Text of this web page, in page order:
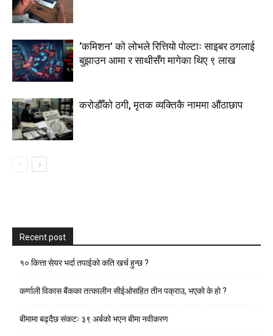
‘कमिशन’ को लोभले रित्तियो पोल्टाः साइबर ठगलाई
बुझाउन आमा र साथीसँग मागेका थिए ९ लाख
करोडौँको ठगी, मृतक व्यक्तिकै नाममा औंठाछाप
Recent post
१० कित्ता सेयर भर्दा तपाईको कति खर्च हुन्छ ?
कर्णाली विकास बैंकका तत्कालीन सीईओसहित तीन पक्राउ, भएकाे के हाे ?
बीमामा बढ्दैछ संकटः ३९ अर्बको भएन बीमा नवीकरण